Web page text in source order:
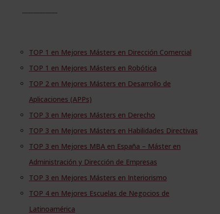
TOP 1 en Mejores Másters en Dirección Comercial
TOP 1 en Mejores Másters en Robótica
TOP 2 en Mejores Másters en Desarrollo de
Aplicaciones (APPs)
TOP 3 en Mejores Másters en Derecho
TOP 3 en Mejores Másters en Habilidades Directivas
TOP 3 en Mejores MBA en España – Máster en
Administración y Dirección de Empresas
TOP 3 en Mejores Másters en Interiorismo
TOP 4 en Mejores Escuelas de Negocios de
Latinoamérica